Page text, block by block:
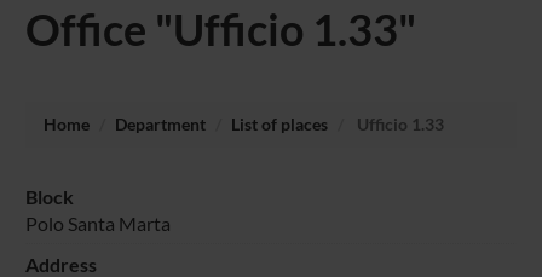
Office "Ufficio 1.33"
Home Department List of places Ufficio 1.33
Block
Polo Santa Marta
Address